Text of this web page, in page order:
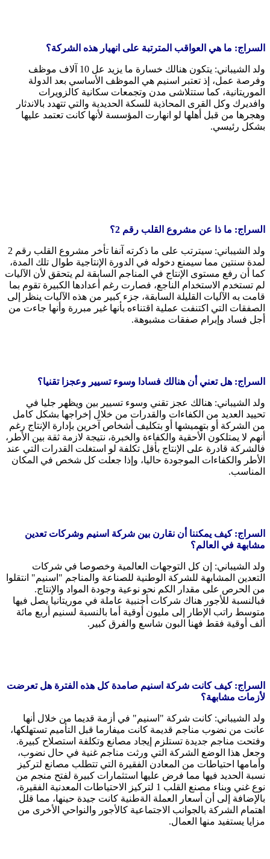
السراج: ما هي العواقب المترتبة على انهيار هذه الشركة؟
ولد الشيباني: يتكون هنالك خسارة ما يزيد عل 10 آلاف موظف
وفرصة عمل، إذ تعتبر اسنيم هي الموظف الأساسي بعد الدولة
الموريتانية، كما ستتلاشى مدن وتجمعات سكانية كالزويرات
وافديرك وكل القرى المحاذية للسكة الحديدية والتي تتهدد بالاندثار
وهجرها من قبل أهلها لو انهارت المؤسسة لأنها كانت تعتمد عليها
بشكل رئيسي.
السراج: ما ذا عن مشروع القلب رقم 2؟
ولد الشيباني: سيترتب على ما ذكرته آنفا تأخر مشروع القلب رقم 2
لمدة سنتين مما سيمنع دخوله في الدورة الإنتاجية طوال تلك المدة،
كما أن رفع مستوى الإنتاج في المناجم السابقة لم يتحقق لأن الآليات
لم تستخدم الاستخدام الناجع، فصارت رغم أعدادها الكبيرة تقوم بما
قامت به الآليات القليلة السابقة، جزء كبير من هذه الآليات ينظر إلى
الصفقات التي اكتنفت عملية اقتناءه بأنها غير مبررة وأنها جاءت من
أجل فساد وإبرام صفقات مشبوهة.
السراج: هل تعني أن هنالك فسادا وسوء تسيير وعجزا تقنيا؟
ولد الشيباني: هنالك عجز تقني وسوء تسيير بين ويظهر جليا في
تحييد العديد من الكفاءات والقدرات من خلال إخراجها بشكل كامل
من الشركة أو بتهميشها أو بتكليف أشخاص آخرين بإدارة الإنتاج رغم
أنهم لا يمتلكون الأحقية والكفاءة والخبرة، نتيجة لازمة ثقة بين الأطر،
فالشركة قادرة على الإنتاج بأقل تكلفة لو استغلت القدرات التي عند
الأطر والكفاءات الموجودة حاليا، وإذا جعلت كل شخص في المكان
المناسب.
السراج: كيف يمكننا أن نقارن بين شركة اسنيم وشركات تعدين
مشابهة في العالم؟
ولد الشيباني: إن كل التوجهات العالمية وخصوصا في شركات
التعدين المشابهة للشركة الوطنية للصناعة والمناجم "اسنيم" انتقلوا
من الحرص على مقدار الكم نحو نوعية وجودة المواد والإنتاج.
فبالنسبة للأجور هناك شركات أجنبية عاملة في موريتانيا يصل فيها
متوسط راتب الإطار إلى مليون أوقية أما بالنسبة لسنيم أربع مائة
ألف أوقية فقط فهنا البون شاسع والفرق كبير.
السراج: كيف كانت شركة اسنيم صامدة كل هذه الفترة هل تعرضت
لأزمات مشابهة؟
ولد الشيباني: كانت شركة "اسنيم" في أزمة قديما من خلال أنها
عانت من نضوب مناجم قديمة كانت ميفارما قبل التأميم تستهلكها،
وفتحت مناجم جديدة تستلزم إيجاد مصانع وتكلفة استصلاح كبيرة.
وجعل هذا الوضع الشركة التي ورثت مناجم غنية في حال نضوب،
وأمامها احتياطات من المعادن الفقيرة التي تتطلب مصانع لتركيز
نسبة الحديد فيها مما فرض عليها استثمارات كبيرة لفتح منجم من
نوع غني وبناء مصنع القلب 1 لتركيز الاحتياطات المعدنية الفقيرة،
بالإضافة إلى أن أسعار العملة الةطنية كانت جيدة حينها، مما قلل
اهتمام الشركة بالجوانب الاجتماعية كالأجور والنواحي الأخرى من
مزايا يستفيد منها العمال.